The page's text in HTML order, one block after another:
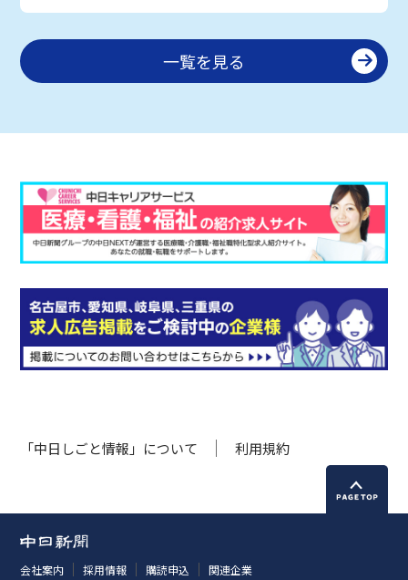
一覧を見る
「中日しごと情報」について 利用規約
会社案内 採用情報 購読申込 関連企業